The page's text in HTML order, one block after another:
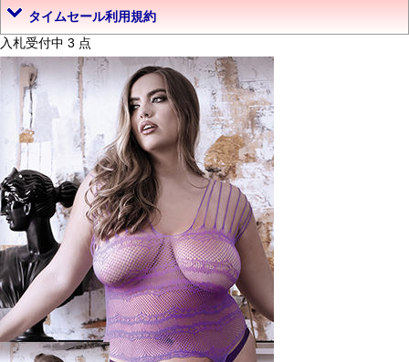
タイムセール利用規約
入札受付中 3 点